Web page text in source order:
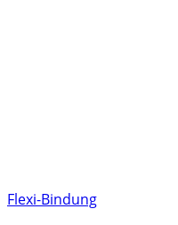
Flexi-Bindung